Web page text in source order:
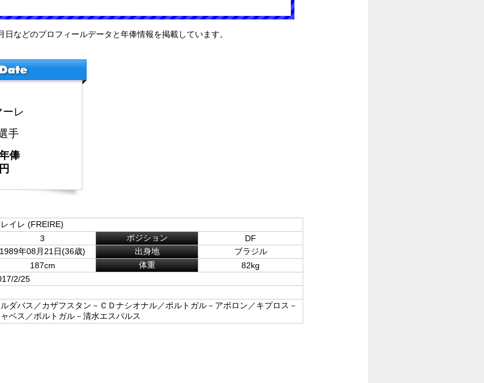
などのプロフィールデータと年俸情報を掲載しています。
レ
手
俸
イレ (FREIRE)
3 ポジション
DF
1989年08月21日(36歳) 出身地
ブラジル
187cm 体重
82kg
2/25
ダバス／カザフスタン－ＣＤナシオナル／ポルトガル－アポロン／キプロス－
ベス／ポルトガル－清水エスパルス